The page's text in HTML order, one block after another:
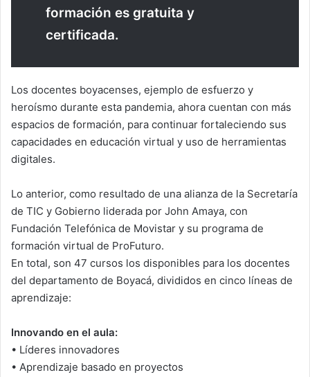
formación es gratuita y
certificada.
Los docentes boyacenses, ejemplo de esfuerzo y
heroísmo durante esta pandemia, ahora cuentan con más
espacios de formación, para continuar fortaleciendo sus
capacidades en educación virtual y uso de herramientas
digitales.
Lo anterior, como resultado de una alianza de la Secretaría
de TIC y Gobierno liderada por John Amaya, con
Fundación Telefónica de Movistar y su programa de
formación virtual de ProFuturo.
En total, son 47 cursos los disponibles para los docentes
del departamento de Boyacá, divididos en cinco líneas de
aprendizaje:
Innovando en el aula:
• Líderes innovadores
• Aprendizaje basado en proyectos